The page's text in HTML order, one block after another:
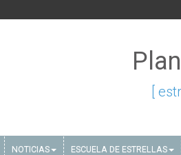
[
NOTICIAS ESCUELA DE ESTRELLAS